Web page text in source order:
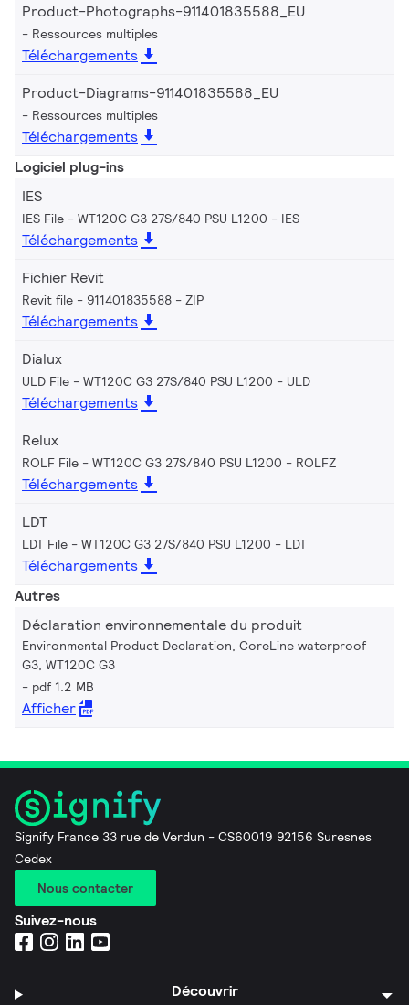
Product-Photographs-911401835588_EU
Ressources multiples
Téléchargements
Product-Diagrams-911401835588_EU
Ressources multiples
Téléchargements
Logiciel plug-ins
IES
IES File - WT120C G3 27S/840 PSU L1200 IES
Téléchargements
Fichier Revit
Revit file - 911401835588 ZIP
Téléchargements
Dialux
ULD File - WT120C G3 27S/840 PSU L1200 ULD
Téléchargements
Relux
ROLF File - WT120C G3 27S/840 PSU L1200 ROLFZ
Téléchargements
LDT
LDT File - WT120C G3 27S/840 PSU L1200 LDT
Téléchargements
Autres
Déclaration environnementale du produit
Environmental Product Declaration, CoreLine waterproof
G3, WT120C G3
pdf 1.2 MB
Afficher
Signify France 33 rue de Verdun - CS60019 92156 Suresnes
Cedex
Nous contacter
Suivez-nous
Découvrir